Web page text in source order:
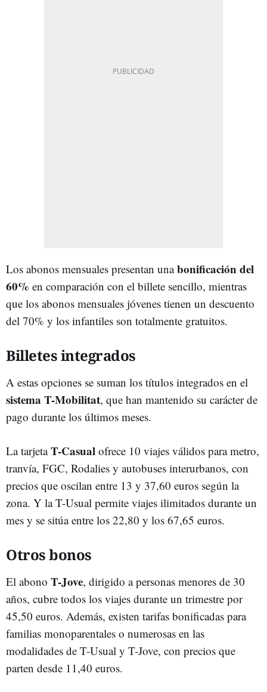
Los abonos mensuales presentan unabonificación del
60% en comparación con el billete sencillo, mientras
que los abonos mensuales jóvenes tienen un descuento
del 70% y los infantiles son totalmente gratuitos.
Billetes integrados
A estas opciones se suman los títulos integrados en el
sistema T-Mobilitat, que han mantenido su carácter de
pago durante los últimos meses.
La tarjetaT-Casual ofrece 10 viajes válidos para metro,
tranvía, FGC, Rodalies y autobuses interurbanos, con
precios que oscilan entre 13 y 37,60 euros según la
zona. Y la T-Usual permite viajes ilimitados durante un
mes y se sitúa entre los 22,80 y los 67,65 euros.
Otros bonos
El abono T-Jove, dirigido a personas menores de 30
años, cubre todos los viajes durante un trimestre por
45,50 euros. Además, existen tarifas bonificadas para
familias monoparentales o numerosas en las
modalidades de T-Usual y T-Jove, con precios que
parten desde 11,40 euros.